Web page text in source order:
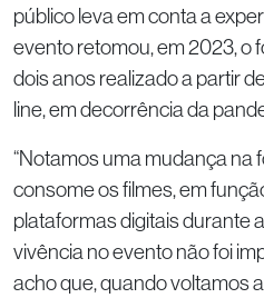
público leva em conta a
evento retomou, em 2023, o
dois anos realizado a partir
line, em decorrência da
“Notamos uma mudança na
consome os filmes, em
plataformas digitais durante
vivência no evento não foi
acho que, quando voltamos